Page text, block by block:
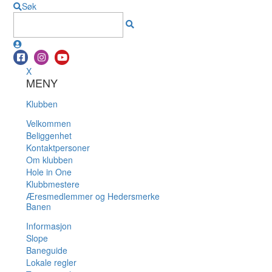
Søk
X
MENY
Klubben
Velkommen
Beliggenhet
Kontaktpersoner
Om klubben
Hole in One
Klubbmestere
Æresmedlemmer og Hedersmerke
Banen
Informasjon
Slope
Baneguide
Lokale regler